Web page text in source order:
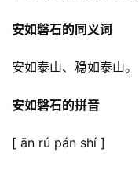
安如磐石的同义词
安如泰山、稳如泰山。
安如磐石的拼音
[ ān rú pán shí ]